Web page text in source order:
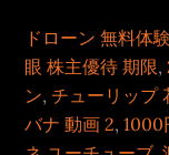
ドローン 無料体
眼 株主優待 期限,
ン,チューリップ
バナ 動画 2,1000